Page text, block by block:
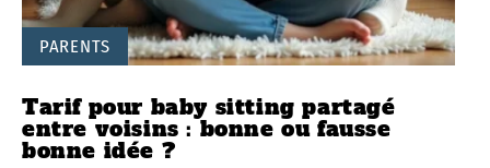
PARENTS
Tarif pour baby sitting partagé
entre voisins : bonne ou fausse
bonne idée ?